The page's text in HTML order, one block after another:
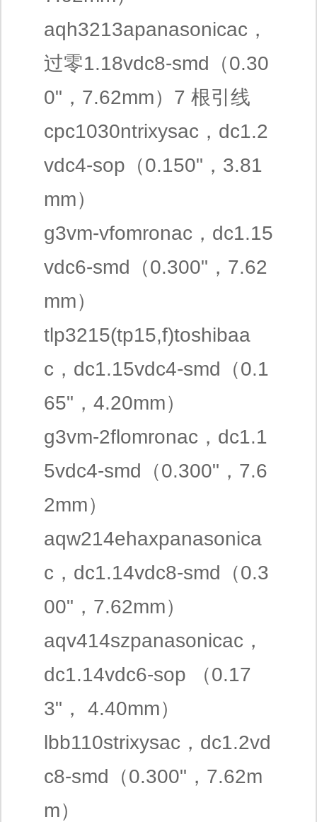
aqh3213apanasonicac，
过零1.18vdc8-smd（0.30
0"，7.62mm）7 根引线
cpc1030ntrixysac，dc1.2
vdc4-sop（0.150"，3.81
mm）
g3vm-vfomronac，dc1.15
vdc6-smd（0.300"，7.62
mm）
tlp3215(tp15,f)toshibaa
c，dc1.15vdc4-smd（0.1
65"，4.20mm）
g3vm-2flomronac，dc1.1
5vdc4-smd（0.300"，7.6
2mm）
aqw214ehaxpanasonica
c，dc1.14vdc8-smd（0.3
00"，7.62mm）
aqv414szpanasonicac，
dc1.14vdc6-sop （0.17
3"， 4.40mm）
lbb110strixysac，dc1.2vd
c8-smd（0.300"，7.62m
m）